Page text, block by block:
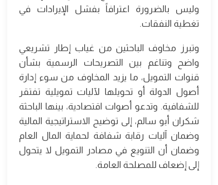
وليس بالضرورة اعترافاً بفشل الإيرادات في
تغطية النفقات.
وتبرز مخاوف الباحثين من غياب إطار تشريعي
واضح وتناغم بين التصريحات الرسمية بشأن
قنوات التمويل، ما يزيد المخاوف من سوء إدارة
أصول الدولة أو تحويلها لآليات تمويلية تفتقر
للشفافية. وتدعو أصوات اقتصادية، بينها الباحثة
شكران أبو سالم، إلى توضيح الاستراتيجية المالية
وضمان آليات رقابة شفافة لحماية المال العام
وضمان أن التنويع في مصادر التمويل لا يتحول
إلى إضعاف للمصلحة العامة.